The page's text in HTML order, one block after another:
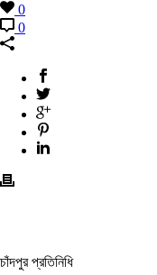
0
0
চাঁদপুর প্রতিনিধি